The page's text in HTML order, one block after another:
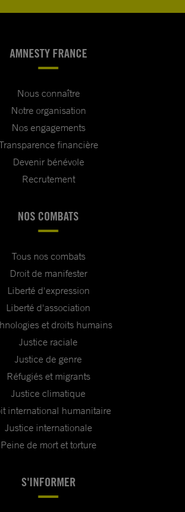
AMNESTY FRANCE
Nous connaître
Notre organisation
Nos engagements
financière
Devenir bénévole
Recrutement
NOS COMBATS
Tous nos combats
Droit de manifester
Liberté d'expression
Liberté d'association
et droits humains
Justice raciale
Justice de genre
Réfugiés et migrants
Justice climatique
international humanitaire
Justice internationale
Peine de mort et torture
S'INFORMER